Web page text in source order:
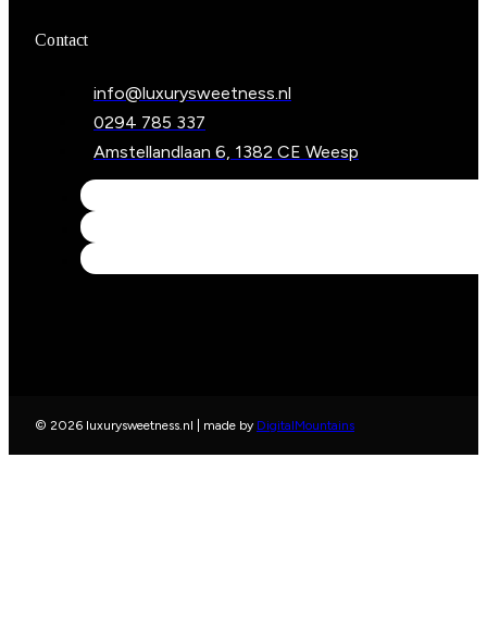
Contact
info@luxurysweetness.nl
0294 785 337
Amstellandlaan 6, 1382 CE Weesp
© 2026 luxurysweetness.nl | made by DigitalMountains